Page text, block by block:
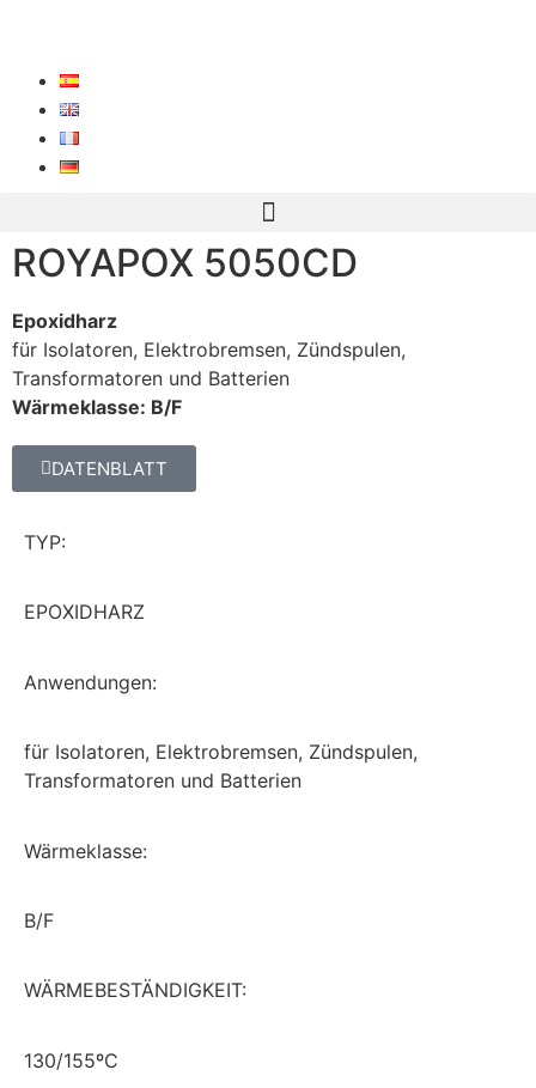
ROYAPOX 5050CD
Epoxidharz
für Isolatoren, Elektrobremsen, Zündspulen,
Transformatoren und Batterien
Wärmeklasse: B/F
DATENBLATT
TYP:
EPOXIDHARZ
Anwendungen:
für Isolatoren, Elektrobremsen, Zündspulen,
Transformatoren und Batterien
Wärmeklasse:
B/F
WÄRMEBESTÄNDIGKEIT:
130/155ºC